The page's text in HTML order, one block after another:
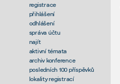
registrace
přihlášení
odhlášení
správa účtu
najít
aktivní témata
archiv konference
posledních 100 příspěvků
lokality registrací